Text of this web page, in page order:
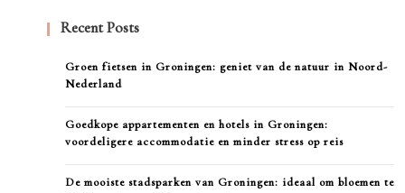
Recent Posts
Groen fietsen in Groningen: geniet van de natuur in Noord-
Nederland
Goedkope appartementen en hotels in Groningen:
voordeligere accommodatie en minder stress op reis
De mooiste stadsparken van Groningen: ideaal om bloemen te